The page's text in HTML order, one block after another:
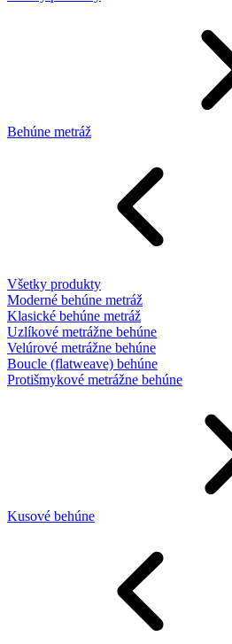
Behúne metráž
Všetky produkty
Moderné behúne metráž
Klasické behúne metráž
Uzlíkové metrážne behúne
Velúrové metrážne behúne
Boucle (flatweave) behúne
Protišmykové metrážne behúne
Kusové behúne